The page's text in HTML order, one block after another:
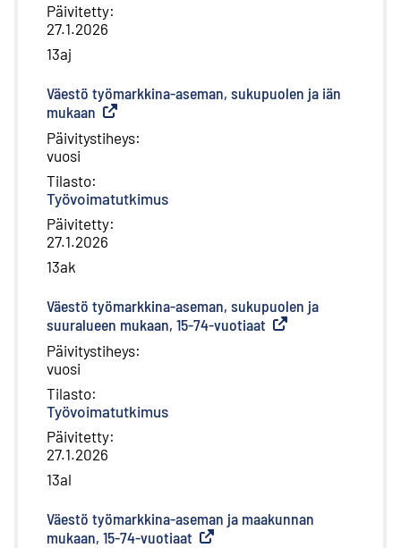
Päivitetty:
27.1.2026
13aj
Väestö työmarkkina-aseman, sukupuolen ja iän
mukaan Ulkoinen linkki
Päivitystiheys:
vuosi
Tilasto:
Työvoimatutkimus
Päivitetty:
27.1.2026
13ak
Väestö työmarkkina-aseman, sukupuolen ja
suuralueen mukaan, 15-74-vuotiaat Ulkoinen linkki
Päivitystiheys:
vuosi
Tilasto:
Työvoimatutkimus
Päivitetty:
27.1.2026
13al
Väestö työmarkkina-aseman ja maakunnan
mukaan, 15-74-vuotiaat Ulkoinen linkki